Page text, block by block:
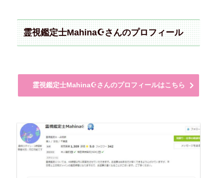
霊視鑑定士Mahina☪️さんのプロフィール
霊視鑑定士Mahina☪️さんのプロフィールはこちら